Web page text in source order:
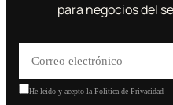
para negocios del